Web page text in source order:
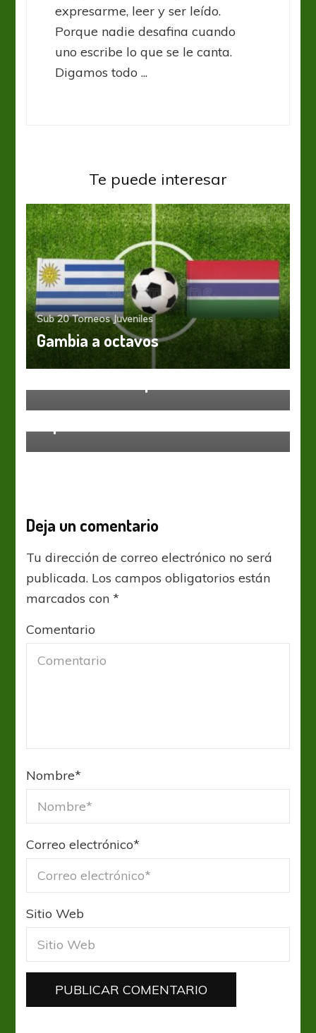
expresarme, leer y ser leído.
Porque nadie desafina cuando
uno escribe lo que se le canta.
Digamos todo ...
Te puede interesar
Sub 20 Torneos Juveniles
Gambia a octavos
Deja un comentario
Tu dirección de correo electrónico no será
publicada. Los campos obligatorios están
marcados con*
Comentario
Nombre*
Correo electrónico*
Sitio Web